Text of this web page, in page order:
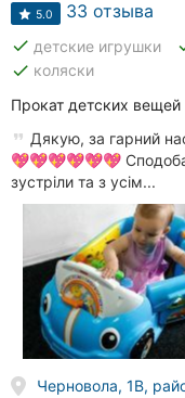
5.0 33 отзыва
done детские игрушки
done коляски
Прокат детских
Дякую, за гарний
💖💖💖💖💖💖
зустріли та з усім...
Черновола, 1B,